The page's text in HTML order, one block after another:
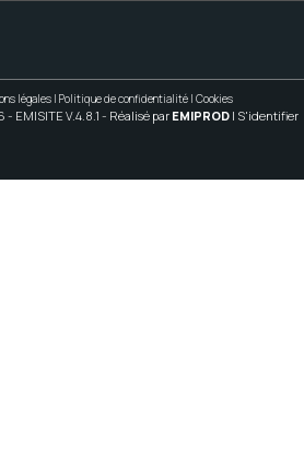
légales | Politique de confidentialité | Cookies
EMISITE V.4.8.1 - Réalisé par EMIPROD | S'identifier